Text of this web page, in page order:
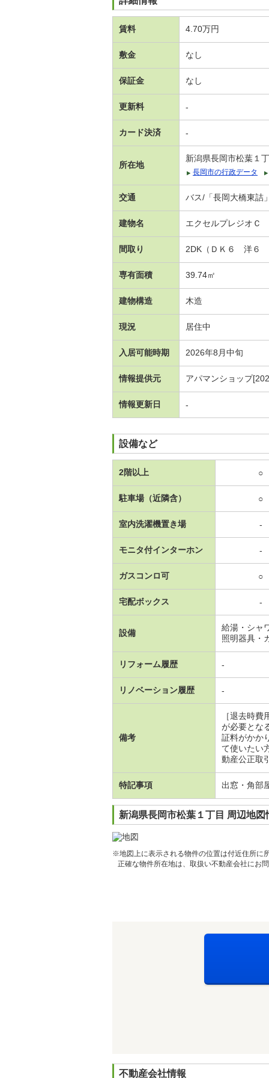
賃料 4.70万円
敷金 なし
保証金 なし
更新料 -
カード決済 -
所在地
新潟県長岡市松葉１
長岡市の行政データ
交通 バス/「長岡大橋東詰
建物名 エクセルプレジオＣ
間取り 2DK（ＤＫ６ 洋６
専有面積 39.74㎡
建物構造 木造
現況 居住中
入居可能時期 2026年8月中旬
情報提供元 アパマンショップ
情報更新日 -
設備など
2階以上 ○
駐車場（近隣含） ○
室内洗濯機置き場 -
モニタ付インターホン -
ガスコンロ可 ○
宅配ボックス -
設備
給湯・シャ
照明器具・
リフォーム履歴 -
リノベーション履歴 -
備考
［退去時
が必要とな
証料がかか
て使いたい
動産公正取
特記事項 出窓・角部
新潟県長岡市松葉１丁目 周辺地図
※地図上に表示される物件の位置は付近住所に
正確な物件所在地は、取扱い不動産会社にお
不動産会社情報